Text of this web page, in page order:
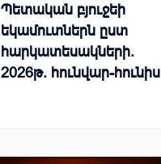
Պետական բյուջեի
եկամուտներն ըստ
հարկատեսակների.
2026թ. հունվար-հունիս